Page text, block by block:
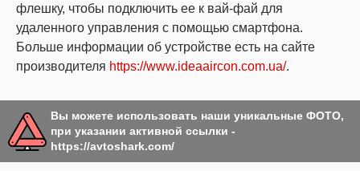
флешку, чтобы подключить ее к вай-фай для
удаленного управления с помощью смартфона.
Больше информации об устройстве есть на сайте
производителя https://www.ideaaircon.com.ua/.
Вы можете использовать наши уникальные ФОТО,
при указании активной ссылки -
https://avtoshark.com/